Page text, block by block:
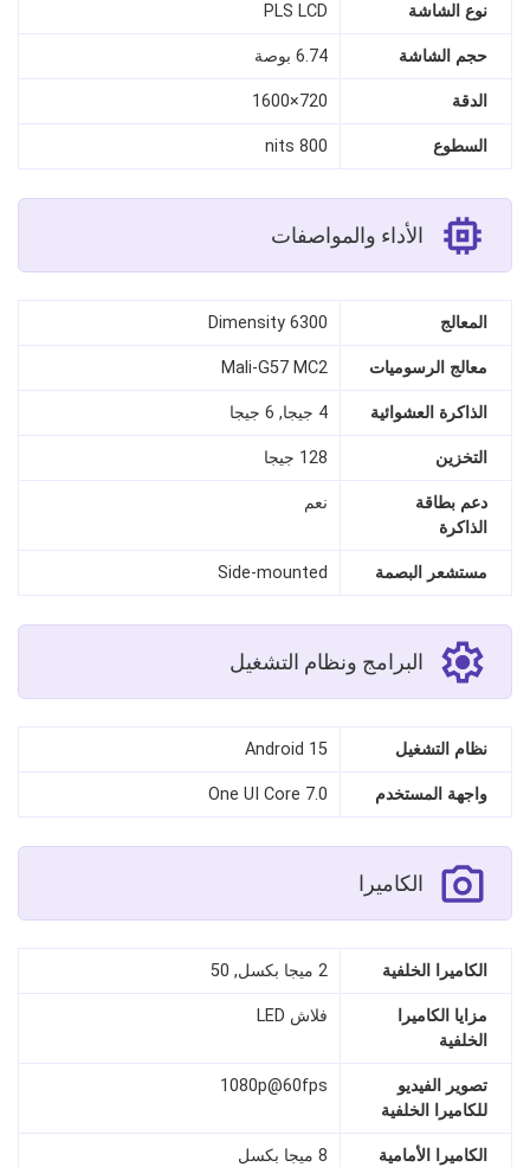
نوع الشاشة PLS LCD
حجم الشاشة 6.74 بوصة
الدقة 720×1600
السطوع 800 nits
الأداء والمواصفات
المعالج Dimensity 6300
معالج الرسوميات Mali-G57 MC2
الذاكرة العشوائية 4 جيجا, 6 جيجا
التخزين 128 جيجا
دعم بطاقة
الذاكرة
نعم
مستشعر البصمة Side‑mounted
البرامج ونظام التشغيل
نظام التشغيل Android 15
واجهة المستخدم One UI Core 7.0
الكاميرا
الكاميرا الخلفية 2 ميجا بكسل, 50
مزايا الكاميرا
الخلفية
فلاش LED
تصوير الفيديو
للكاميرا الخلفية
1080p@60fps
الكاميرا الأمامية 8 ميجا بكسل